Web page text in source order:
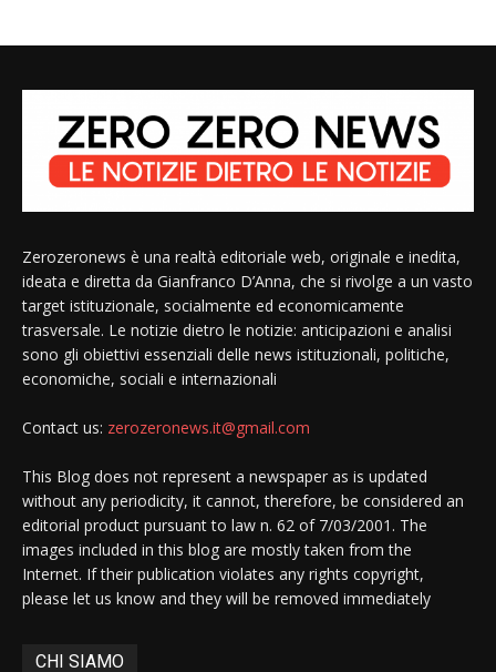
Zerozeronews è una realtà editoriale web, originale e inedita,
ideata e diretta da Gianfranco D’Anna, che si rivolge a un vasto
target istituzionale, socialmente ed economicamente
trasversale. Le notizie dietro le notizie: anticipazioni e analisi
sono gli obiettivi essenziali delle news istituzionali, politiche,
economiche, sociali e internazionali
Contact us: zerozeronews.it@gmail.com
This Blog does not represent a newspaper as is updated
without any periodicity, it cannot, therefore, be considered an
editorial product pursuant to law n. 62 of 7/03/2001. The
images included in this blog are mostly taken from the
Internet. If their publication violates any rights copyright,
please let us know and they will be removed immediately
CHI SIAMO